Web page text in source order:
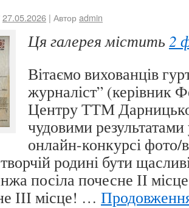
27.05.2026 | Автор admin
Ця галерея містить 2
Вітаємо вихованців
журналіст” (керівник
Центру ТТМ
чудовими
онлайн-конкурсі фото/
родині бути
посіла почесне ІІ
ІІІ місце! …